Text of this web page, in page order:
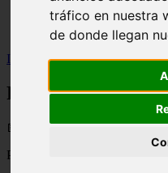
tráfico en nuestra
de donde llegan
venezuela
verduras
Inicio
recetas >Recetas
Recetas Cookeo:
📅 13/05/2025
PULPO A FREIRA